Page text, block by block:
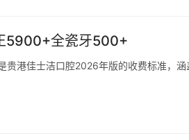
5900+全瓷牙500+
贵港佳士洁口腔2026年版的收费标准，涵